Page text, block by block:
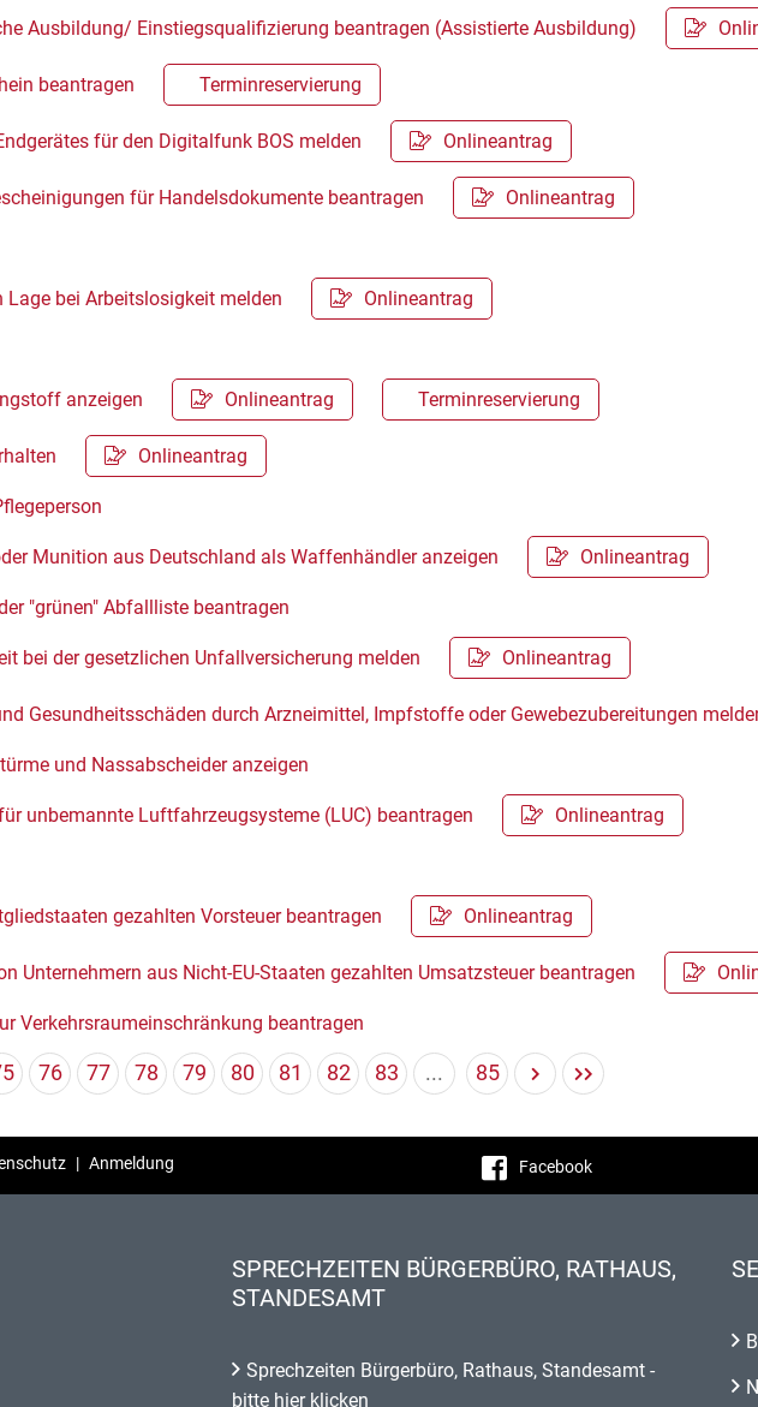
Ausbildung/ Einstiegsqualifizierung beantragen (Assistierte Ausbildung)
beantragen Terminreservierung
für den Digitalfunk BOS melden Onlineantrag
für Handelsdokumente beantragen Onlineantrag
Lage bei Arbeitslosigkeit melden Onlineantrag
anzeigen Onlineantrag Terminreservierung
Onlineantrag
Munition aus Deutschland als Waffenhändler anzeigen Onlineantrag
"grünen" Abfallliste beantragen
bei der gesetzlichen Unfallversicherung melden Onlineantrag
Gesundheitsschäden durch Arzneimittel, Impfstoffe oder Gewebezubereitungen
und Nassabscheider anzeigen
unbemannte Luftfahrzeugsysteme (LUC) beantragen Onlineantrag
gezahlten Vorsteuer beantragen Onlineantrag
Unternehmern aus Nicht-EU-Staaten gezahlten Umsatzsteuer beantragen
Verkehrsraumeinschränkung beantragen
76 77 78 79 80 81 82 83 ... 85
| Anmeldung Facebook
SPRECHZEITEN BÜRGERBÜRO, RATHAUS,
STANDESAMT
Sprechzeiten Bürgerbüro, Rathaus, Standesamt -
bitte hier klicken